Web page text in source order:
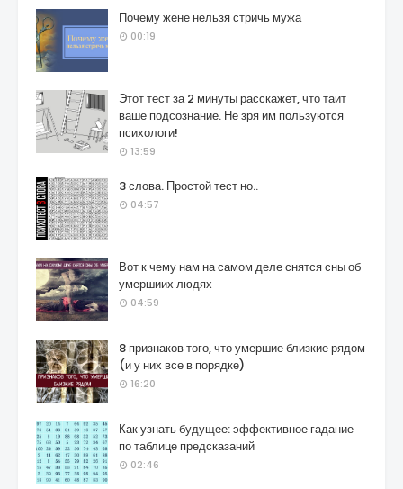
Почему жене нельзя стричь мужа
00:19
Этот тест за 2 минуты расскажет, что таит
ваше подсознание. Не зря им пользуются
психологи!
13:59
3 слова. Простой тест но..
04:57
Вот к чему нам на самом деле снятся сны об
умершиих людях
04:59
8 признаков того, что умершие близкие рядом
(и у них все в порядке)
16:20
Как узнать будущее: эффективное гадание
по таблице предсказаний
02:46